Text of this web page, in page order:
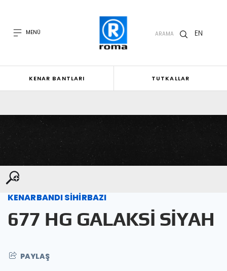
MENÜ ARAMA EN
KENAR BANTLARI TUTKALLAR
KENARBANDI SİHİRBAZI
677 HG GALAKSİ SİYAH
PAYLAŞ